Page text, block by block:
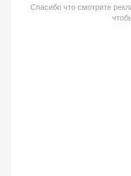
Спасибо что смотрите